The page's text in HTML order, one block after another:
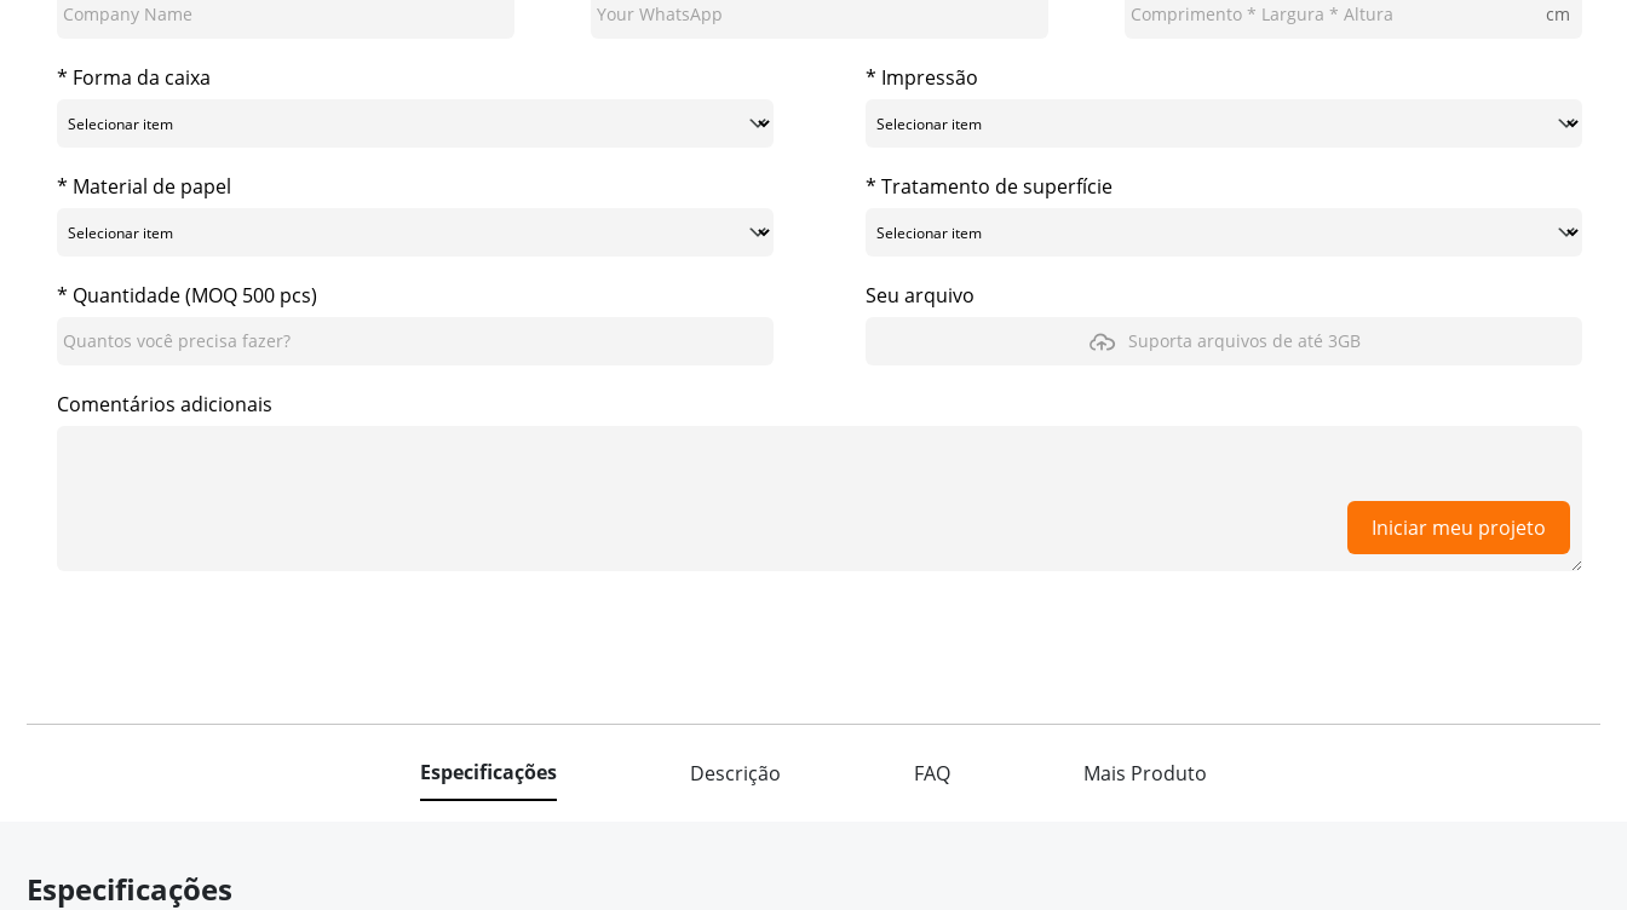
cm
* Forma da caixa * Impressão
* Material de papel * Tratamento de superfície
* Quantidade (MOQ 500 pcs) Seu arquivo
Suporta arquivos de até 3GB
Comentários adicionais
Iniciar meu projeto
Especificações Descrição FAQ Mais Produto
Especificações